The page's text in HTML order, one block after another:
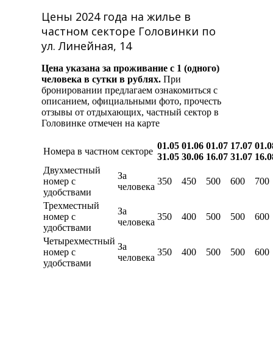
Цены 2024 года на жилье в
частном секторе Головинки по
ул. Линейная, 14
Цена указана за проживание с 1 (одного)
человека в сутки в рублях. При
бронировании предлагаем ознакомиться с
описанием, официальными фото, прочесть
отзывы от отдыхающих, частный сектор в
Головинке отмечен на карте
Номера в частном секторе
01.05
31.05
01.06
30.06
01.07
16.07
17.07
31.07
Двухместный
номер с
удобствами
За
человека
350 450 500 600 700
Трехместный
номер с
удобствами
За
человека
350 400 500 500 600
Четырехместный
номер с
удобствами
За
человека
350 400 500 500 600